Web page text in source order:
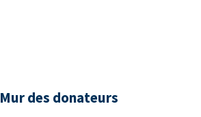
Mur des donateurs